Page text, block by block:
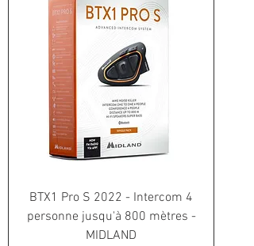
BTX1 Pro S 2022 - Intercom 4
personne jusqu'à 800 mètres -
MIDLAND